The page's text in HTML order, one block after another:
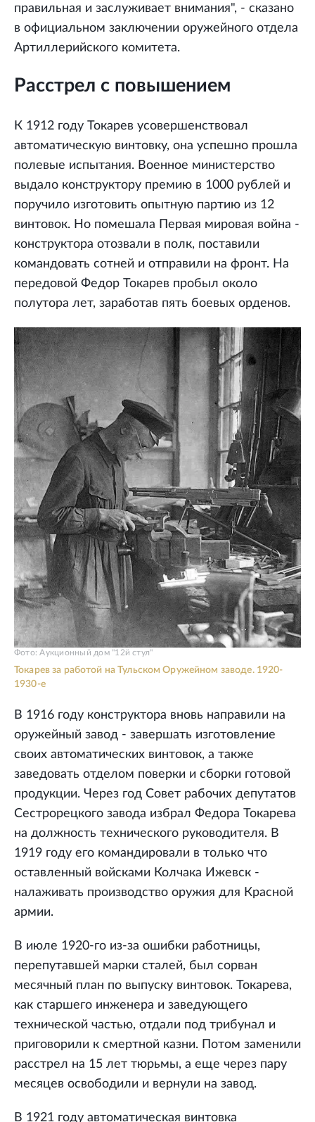
правильная и заслуживает внимания", - сказано
в официальном заключении оружейного отдела
Артиллерийского комитета.
Расстрел с повышением
К 1912 году Токарев усовершенствовал
автоматическую винтовку, она успешно прошла
полевые испытания. Военное министерство
выдало конструктору премию в 1000 рублей и
поручило изготовить опытную партию из 12
винтовок. Но помешала Первая мировая война -
конструктора отозвали в полк, поставили
командовать сотней и отправили на фронт. На
передовой Федор Токарев пробыл около
полутора лет, заработав пять боевых орденов.
Токарев за работой на Тульском Оружейном заводе. 1920-
1930-е
Фото: Аукционный дом "12й стул"
В 1916 году конструктора вновь направили на
оружейный завод - завершать изготовление
своих автоматических винтовок, а также
заведовать отделом поверки и сборки готовой
продукции. Через год Совет рабочих депутатов
Сестрорецкого завода избрал Федора Токарева
на должность технического руководителя. В
1919 году его командировали в только что
оставленный войсками Колчака Ижевск -
налаживать производство оружия для Красной
армии.
В июле 1920-го из-за ошибки работницы,
перепутавшей марки сталей, был сорван
месячный план по выпуску винтовок. Токарева,
как старшего инженера и заведующего
технической частью, отдали под трибунал и
приговорили к смертной казни. Потом заменили
расстрел на 15 лет тюрьмы, а еще через пару
месяцев освободили и вернули на завод.
В 1921 году автоматическая винтовка